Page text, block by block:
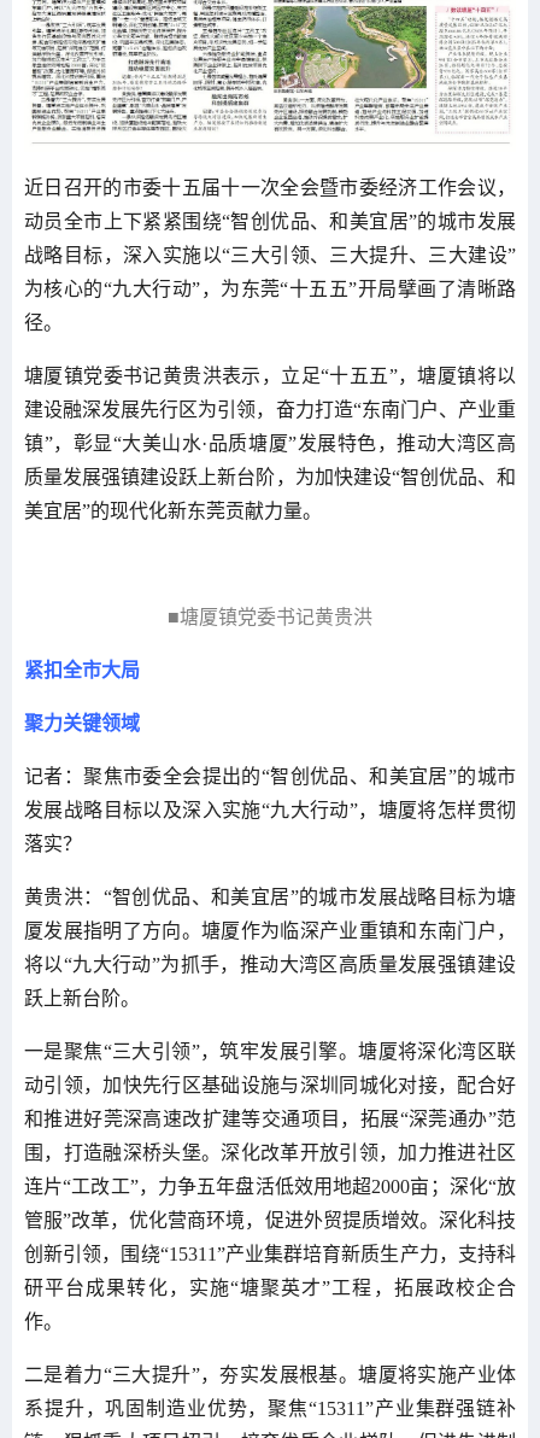
近日召开的市委十五届十一次全会暨市委经济工作会议，
动员全市上下紧紧围绕“智创优品、和美宜居”的城市发展
战略目标，深入实施以“三大引领、三大提升、三大建设”
为核心的“九大行动”，为东莞“十五五”开局擘画了清晰路
径。
塘厦镇党委书记黄贵洪表示，立足“十五五”，塘厦镇将以
建设融深发展先行区为引领，奋力打造“东南门户、产业重
镇”，彰显“大美山水·品质塘厦”发展特色，推动大湾区高
质量发展强镇建设跃上新台阶，为加快建设“智创优品、和
美宜居”的现代化新东莞贡献力量。
■塘厦镇党委书记黄贵洪
紧扣全市大局
聚力关键领域
记者：聚焦市委全会提出的“智创优品、和美宜居”的城市
发展战略目标以及深入实施“九大行动”，塘厦将怎样贯彻
落实？
黄贵洪：“智创优品、和美宜居”的城市发展战略目标为塘
厦发展指明了方向。塘厦作为临深产业重镇和东南门户，
将以“九大行动”为抓手，推动大湾区高质量发展强镇建设
跃上新台阶。
一是聚焦“三大引领”，筑牢发展引擎。塘厦将深化湾区联
动引领，加快先行区基础设施与深圳同城化对接，配合好
和推进好莞深高速改扩建等交通项目，拓展“深莞通办”范
围，打造融深桥头堡。深化改革开放引领，加力推进社区
连片“工改工”，力争五年盘活低效用地超2000亩；深化“放
管服”改革，优化营商环境，促进外贸提质增效。深化科技
创新引领，围绕“15311”产业集群培育新质生产力，支持科
研平台成果转化，实施“塘聚英才”工程，拓展政校企合
作。
二是着力“三大提升”，夯实发展根基。塘厦将实施产业体
系提升，巩固制造业优势，聚焦“15311”产业集群强链补